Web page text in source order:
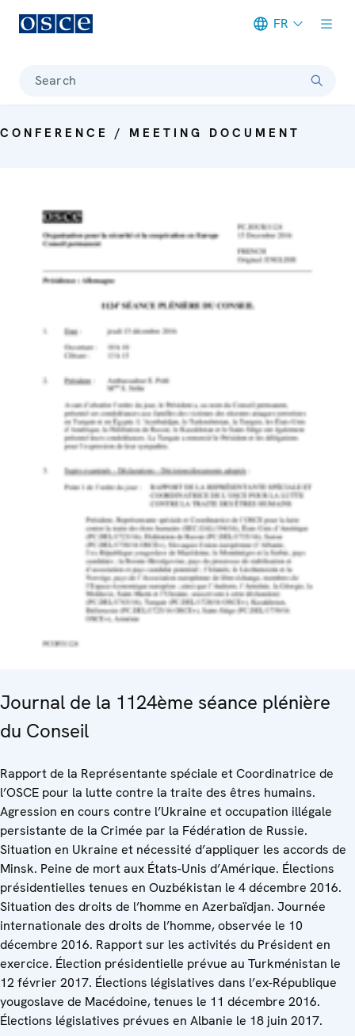
FR
Search
CONFERENCE / MEETING DOCUMENT
Journal de la 1124ème séance plénière
du Conseil
Rapport de la Représentante spéciale et Coordinatrice de
l’OSCE pour la lutte contre la traite des êtres humains.
Agression en cours contre l’Ukraine et occupation illégale
persistante de la Crimée par la Fédération de Russie.
Situation en Ukraine et nécessité d’appliquer les accords de
Minsk. Peine de mort aux États-Unis d’Amérique. Élections
présidentielles tenues en Ouzbékistan le 4 décembre 2016.
Situation des droits de l’homme en Azerbaïdjan. Journée
internationale des droits de l’homme, observée le 10
décembre 2016. Rapport sur les activités du Président en
exercice. Élection présidentielle prévue au Turkménistan le
12 février 2017. Élections législatives dans l’ex-République
yougoslave de Macédoine, tenues le 11 décembre 2016.
Élections législatives prévues en Albanie le 18 juin 2017.